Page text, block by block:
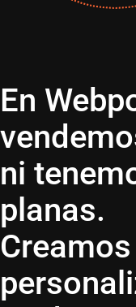
En
ni
planas.